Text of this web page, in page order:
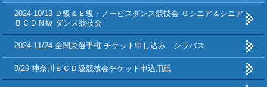
2024 10/13 Ｄ級＆Ｅ級・ノービスダンス競技会 Ｇシニア＆シニア
ＢＣＤＮ級 ダンス競技会
2024 11/24 全関東選手権 チケット申し込み シラバス
9/29 神奈川ＢＣＤ級競技会チケット申込用紙